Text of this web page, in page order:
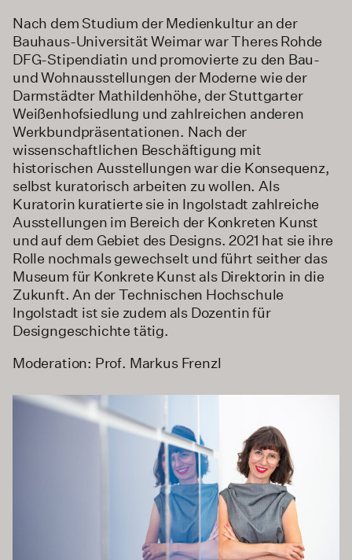
Nach dem Studium der Medienkultur an der
Bauhaus-Universität Weimar war Theres Rohde
DFG-Stipendiatin und promovierte zu den Bau-
und Wohnausstellungen der Moderne wie der
Darmstädter Mathildenhöhe, der Stuttgarter
Weißenhofsiedlung und zahlreichen anderen
Werkbundpräsentationen. Nach der
wissenschaftlichen Beschäftigung mit
historischen Ausstellungen war die Konsequenz,
selbst kuratorisch arbeiten zu wollen. Als
Kuratorin kuratierte sie in Ingolstadt zahlreiche
Ausstellungen im Bereich der Konkreten Kunst
und auf dem Gebiet des Designs. 2021 hat sie ihre
Rolle nochmals gewechselt und führt seither das
Museum für Konkrete Kunst als Direktorin in die
Zukunft. An der Technischen Hochschule
Ingolstadt ist sie zudem als Dozentin für
Designgeschichte tätig.
Moderation: Prof. Markus Frenzl